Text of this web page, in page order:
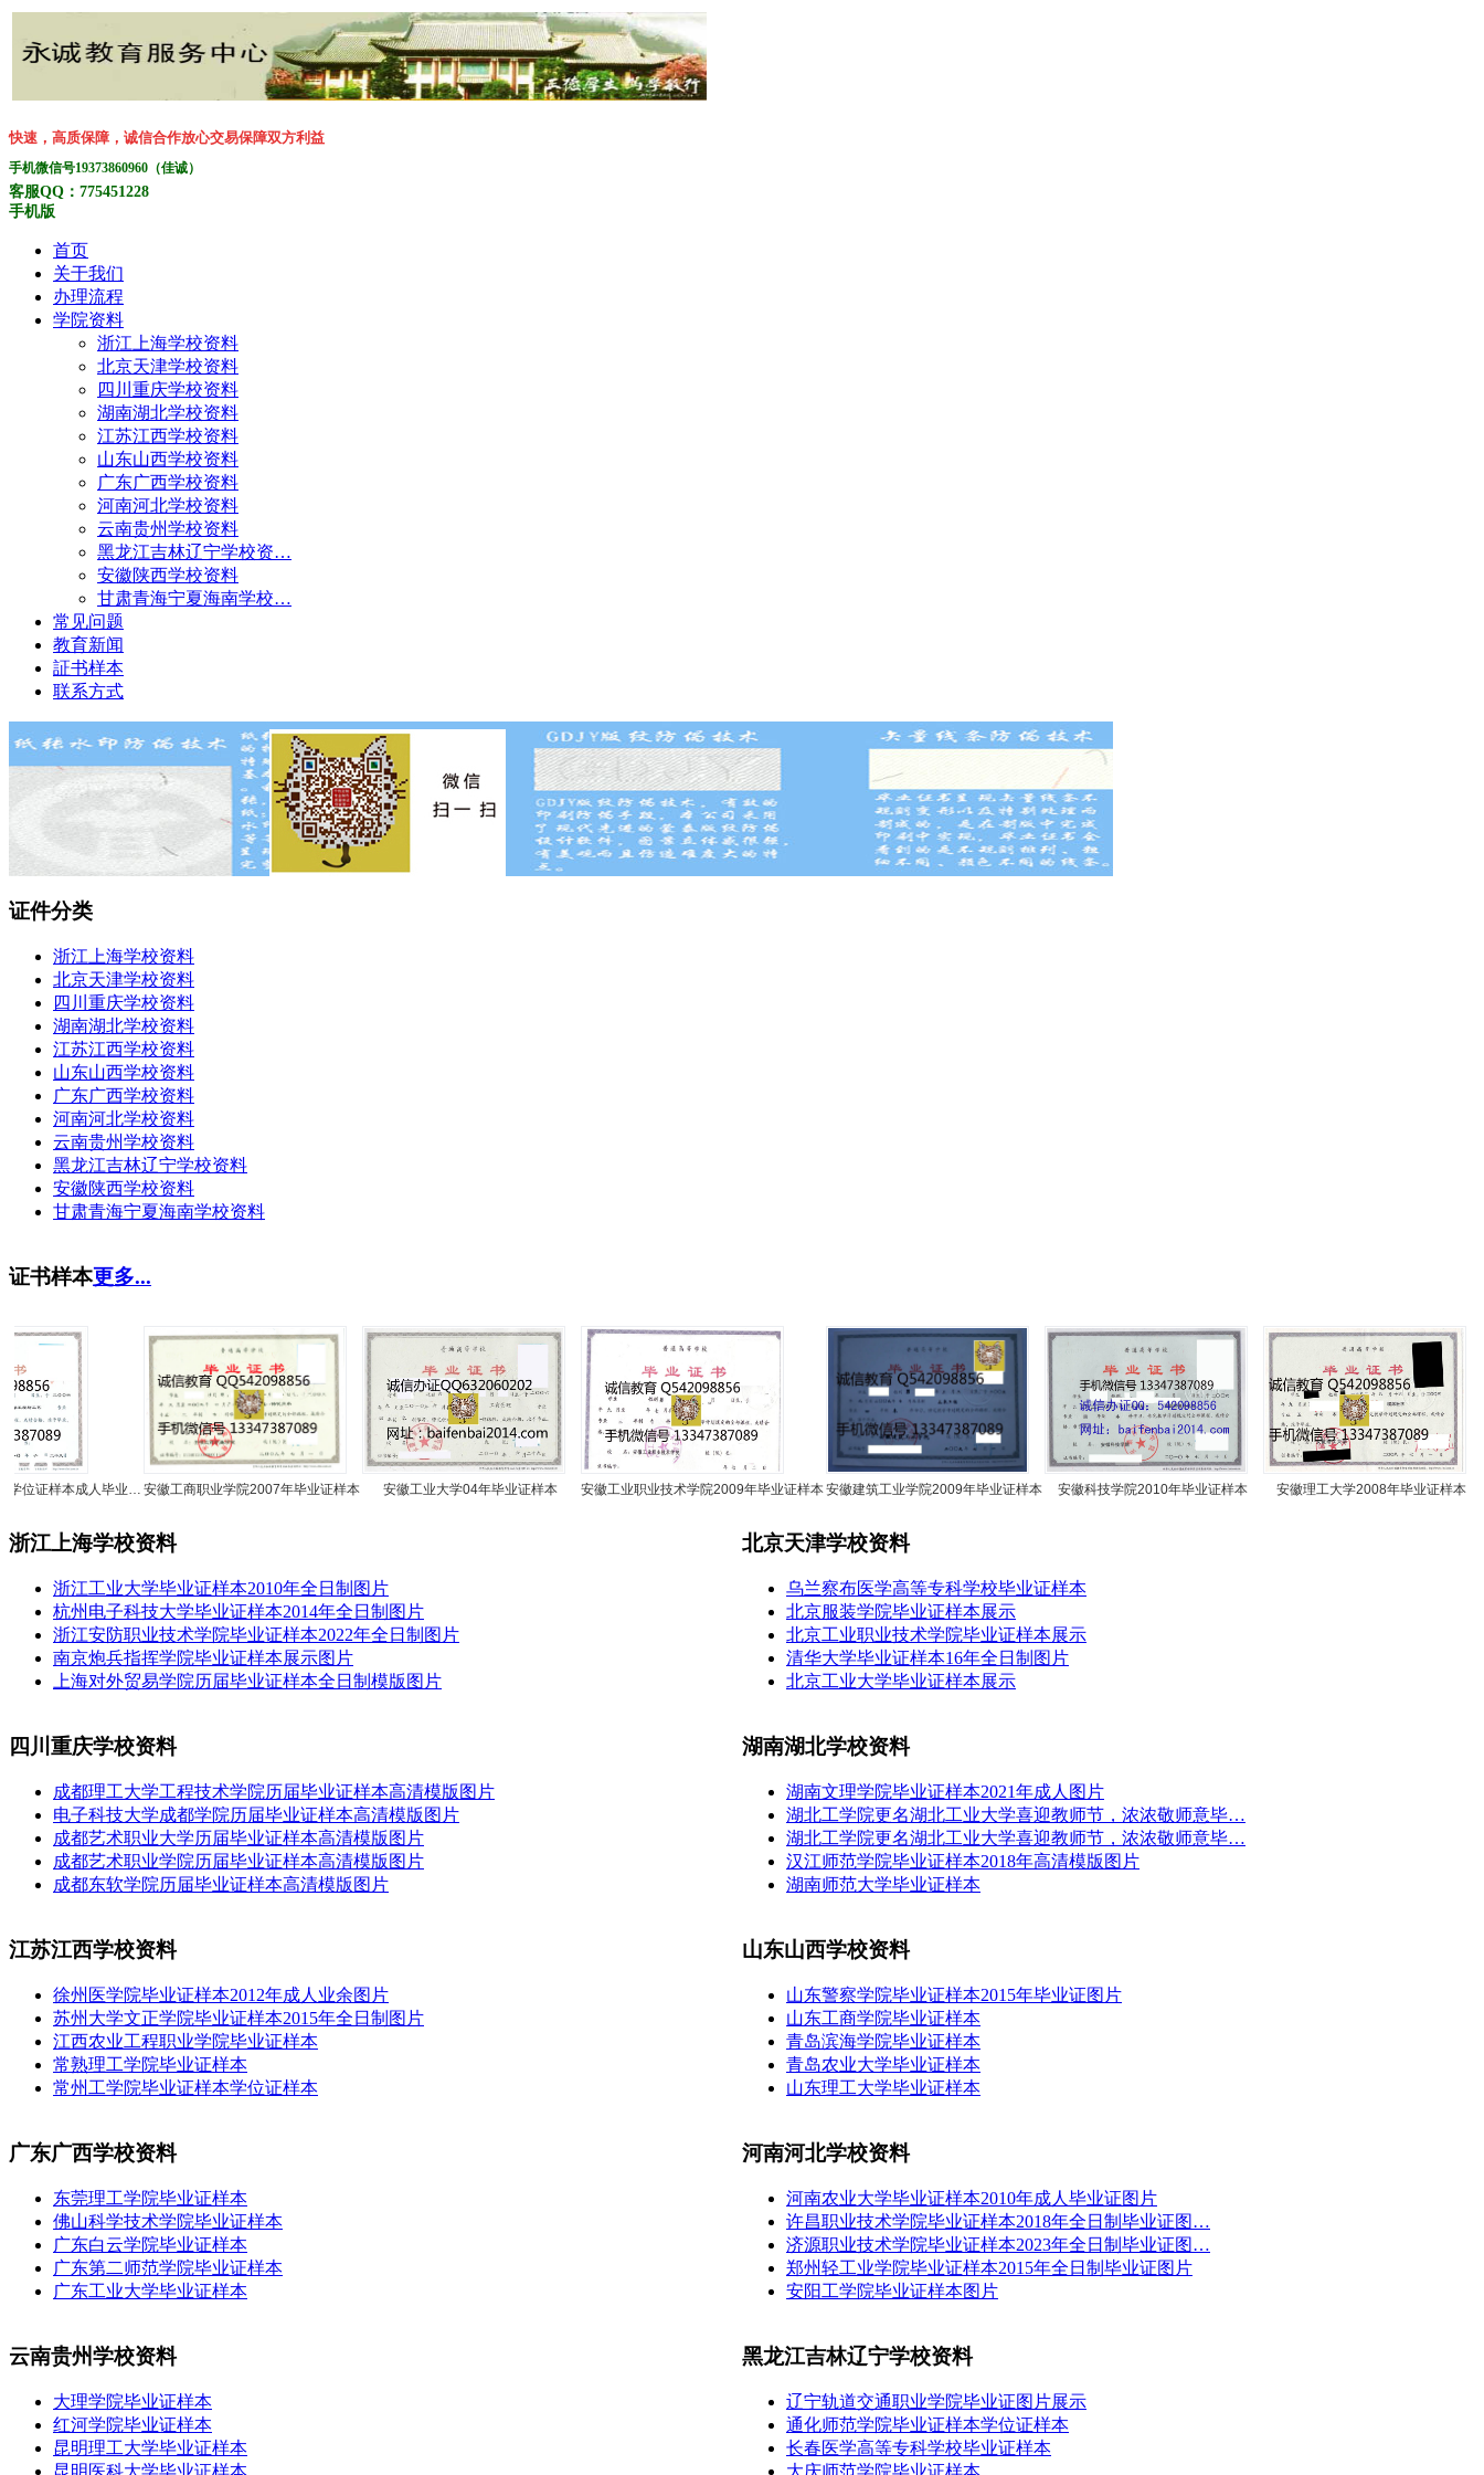
快速，高质保障，诚信合作放心交易保障双方利益
手机微信号19373860960（佳诚）
客服QQ：775451228
手机版
首页
关于我们
办理流程
学院资料
浙江上海学校资料
北京天津学校资料
四川重庆学校资料
湖南湖北学校资料
江苏江西学校资料
山东山西学校资料
广东广西学校资料
河南河北学校资料
云南贵州学校资料
黑龙江吉林辽宁学校资…
安徽陕西学校资料
甘肃青海宁夏海南学校…
常见问题
教育新闻
証书样本
联系方式
证件分类
浙江上海学校资料
北京天津学校资料
四川重庆学校资料
湖南湖北学校资料
江苏江西学校资料
山东山西学校资料
广东广西学校资料
河南河北学校资料
云南贵州学校资料
黑龙江吉林辽宁学校资料
安徽陕西学校资料
甘肃青海宁夏海南学校资料
证书样本更多...
证样本成人毕业…安徽工商职业学院2007年毕业证样本 安徽工业大学04年毕业证样本 安徽工业职业技术学院2009年毕业证样本安徽建筑工业学院2009年毕业证样本 安徽科技学院2010年毕业证样本 安徽理工大学2008年毕业证样本 安
浙江上海学校资料
浙江工业大学毕业证样本2010年全日制图片
杭州电子科技大学毕业证样本2014年全日制图片
浙江安防职业技术学院毕业证样本2022年全日制图片
南京炮兵指挥学院毕业证样本展示图片
上海对外贸易学院历届毕业证样本全日制模版图片
北京天津学校资料
乌兰察布医学高等专科学校毕业证样本
北京服装学院毕业证样本展示
北京工业职业技术学院毕业证样本展示
清华大学毕业证样本16年全日制图片
北京工业大学毕业证样本展示
四川重庆学校资料
成都理工大学工程技术学院历届毕业证样本高清模版图片
电子科技大学成都学院历届毕业证样本高清模版图片
成都艺术职业大学历届毕业证样本高清模版图片
成都艺术职业学院历届毕业证样本高清模版图片
成都东软学院历届毕业证样本高清模版图片
湖南湖北学校资料
湖南文理学院毕业证样本2021年成人图片
湖北工学院更名湖北工业大学喜迎教师节，浓浓敬师意毕…
湖北工学院更名湖北工业大学喜迎教师节，浓浓敬师意毕…
汉江师范学院毕业证样本2018年高清模版图片
湖南师范大学毕业证样本
江苏江西学校资料
徐州医学院毕业证样本2012年成人业余图片
苏州大学文正学院毕业证样本2015年全日制图片
江西农业工程职业学院毕业证样本
常熟理工学院毕业证样本
常州工学院毕业证样本学位证样本
山东山西学校资料
山东警察学院毕业证样本2015年毕业证图片
山东工商学院毕业证样本
青岛滨海学院毕业证样本
青岛农业大学毕业证样本
山东理工大学毕业证样本
广东广西学校资料
东莞理工学院毕业证样本
佛山科学技术学院毕业证样本
广东白云学院毕业证样本
广东第二师范学院毕业证样本
广东工业大学毕业证样本
河南河北学校资料
河南农业大学毕业证样本2010年成人毕业证图片
许昌职业技术学院毕业证样本2018年全日制毕业证图…
济源职业技术学院毕业证样本2023年全日制毕业证图…
郑州轻工业学院毕业证样本2015年全日制毕业证图片
安阳工学院毕业证样本图片
云南贵州学校资料
大理学院毕业证样本
红河学院毕业证样本
昆明理工大学毕业证样本
黑龙江吉林辽宁学校资料
辽宁轨道交通职业学院毕业证图片展示
通化师范学院毕业证样本学位证样本
长春医学高等专科学校毕业证样本